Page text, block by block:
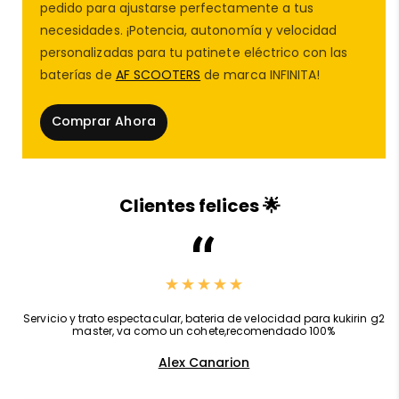
demandadas por usuarios que buscan una solución
práctica, económica y efectiva 🔧📌.
EnAF SCOOTERS, tu referencia comotienda del
patinete eléctrico
completo con todo lo que necesitas para reparar,
mejorar o personalizar tu patinete. Junto a este
duración 🔋
pedido para ajustarse perfectamente a tus
necesidades. ¡Potencia, autonomía y velocidad
personalizadas para tu patinete eléctrico con las
baterías de AF SCOOTERS de marca INFINITA!
Comprar Ahora
Clientes felices 🌟
Servicio y trato espectacular, bateria de velocidad para kukirin g2
master, va como un cohete,recomendado 100%
Alex Canarion